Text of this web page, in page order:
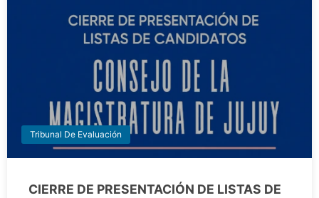
Tribunal De Evaluación
CIERRE DE PRESENTACIÓN DE LISTAS DE